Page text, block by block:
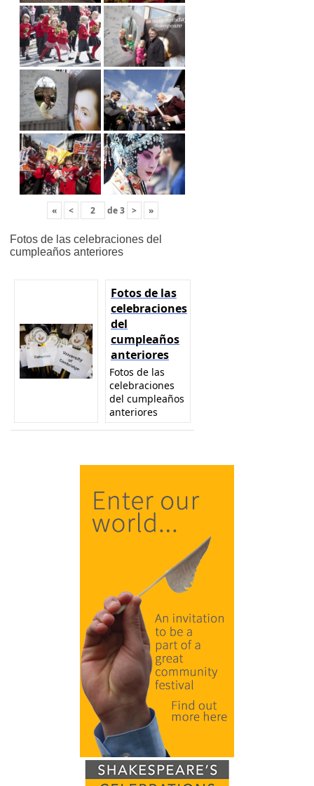
« < de3 > »
Fotos de las celebraciones del
cumpleaños anteriores
Fotos de las
celebraciones
del
cumpleaños
anteriores
Fotos de las
celebraciones
del cumpleaños
anteriores